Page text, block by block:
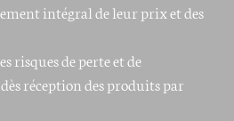
intégral de leur prix et des
risques de perte et de
réception des produits par